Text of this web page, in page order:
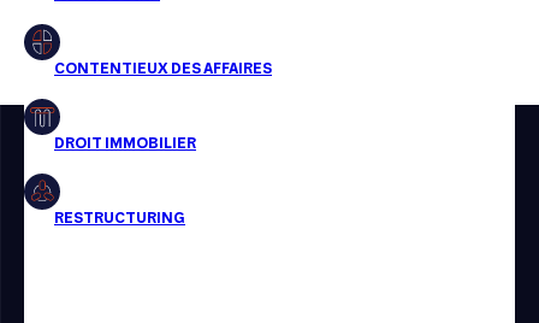
Droit immobilier
Restructuring
Aucun résultats pour cette recherche